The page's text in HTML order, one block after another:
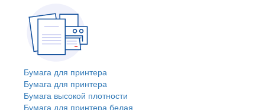
Бумага для принтера
Бумага для принтера
Бумага высокой плотности
Бумага для принтера белая